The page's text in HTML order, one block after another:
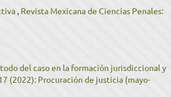
, Revista Mexicana de Ciencias Penales:
del caso en la formación jurisdiccional y
(2022): Procuración de justicia (mayo-